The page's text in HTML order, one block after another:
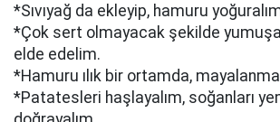
*Sıvıyağ da ekleyip, hamuru
*Çok sert olmayacak şekilde
elde edelim.
*Hamuru ılık bir ortamda,
*Patatesleri haşlayalım, soğanları